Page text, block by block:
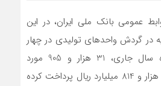
عمومی بانک ملی ایران، در این
در گردش واحدهای تولیدی در چهار
ماه منتهی به تیر ماه سال جاری، 31 هزار و 905 مورد
تسهیلات به ارزش 529 هزار و 814 میلیارد ریال پرداخت کرده